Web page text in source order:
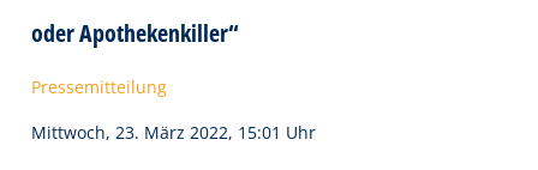
oder Apothekenkiller“
Pressemitteilung
Mittwoch, 23. März 2022, 15:01 Uhr